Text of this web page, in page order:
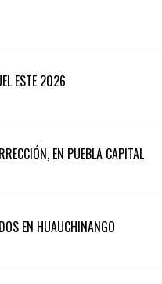
ESTE 2026
EN PUEBLA CAPITAL
EN HUAUCHINANGO